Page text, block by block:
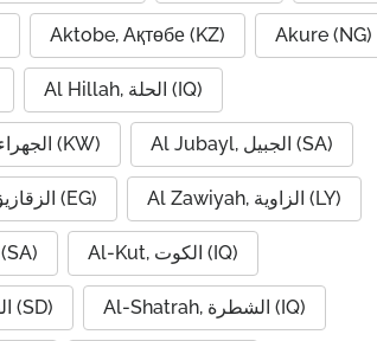
Aktobe, Ақтөбе (KZ) Akure (NG)
Al Hillah, الحلة (IQ)
Al Jahra, الجهراء (KW) Al Jubayl, الجبيل (SA)
Al Zaqaziq, الزقازيق (EG) Al Zawiyah, الزاوية (LY)
Al-Hofuf, الهفوف (SA) Al-Kut, الكوت (IQ)
Al-Qadarif, القضارف (SD) Al-Shatrah, الشطرة (IQ)